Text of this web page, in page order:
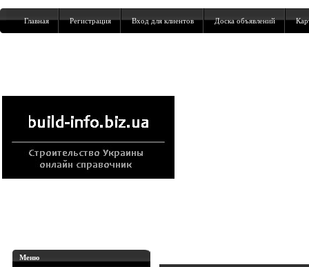
Главная Регистрация Вход для клиентов Доска объявлений
Меню